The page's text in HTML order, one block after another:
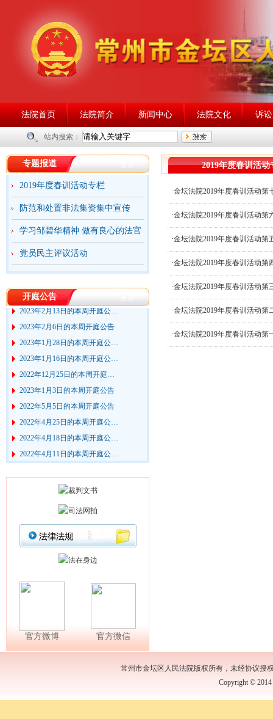
法院首页 法院简介 新闻中心 法院文化 诉
站内搜索：
专题报道
2019年度春训活动专栏
防范和处置非法集资集中宣传
学习邹碧华精神 做有良心的法官
党员民主评议活动
开庭公告
2023年2月27日的本周开庭公…
2023年2月20日的本周开庭公…
2023年2月13日的本周开庭公…
2023年2月6日的本周开庭公告
2023年1月28日的本周开庭公…
2023年1月16日的本周开庭公…
2022年12月25日的本周开庭…
2023年1月3日的本周开庭公告
2022年5月5日的本周开庭公告
2022年4月25日的本周开庭公…
2022年4月18日的本周开庭公…
2022年4月11日的本周开庭公…
2022年3月21日的本周开庭公…
2022年2月28日的本周开庭公…
2022年2月21日的本周开庭公…
2022年2月14日的本周开庭公…
2022年2月7日的本周开庭公告
官方微博 官方微信
2019年度春训活动
·金坛法院2019年度春训活动第
·金坛法院2019年度春训活动第
·金坛法院2019年度春训活动第
·金坛法院2019年度春训活动第
·金坛法院2019年度春训活动第
·金坛法院2019年度春训活动第
·金坛法院2019年度春训活动第
常州市金坛区人民法院版权所有，未经协议授
Copyright © 2014